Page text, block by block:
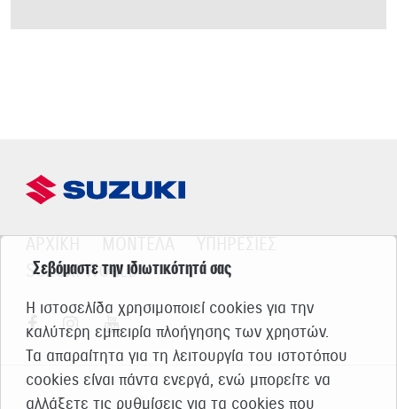
SUZUKI WORLD
Σεβόμαστε την ιδιωτικότητά σας
Η ιστοσελίδα χρησιμοποιεί cookies για την
καλύτερη εμπειρία πλοήγησης των χρηστών.
Τα απαραίτητα για τη λειτουργία του ιστοτόπου
cookies είναι πάντα ενεργά, ενώ μπορείτε να
αλλάξετε τις ρυθμίσεις για τα cookies που